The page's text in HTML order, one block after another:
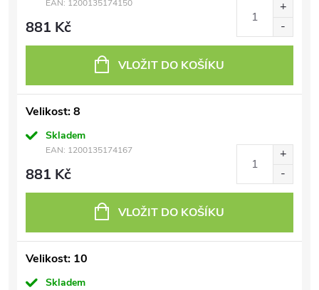
EAN: 1200135174150
881 Kč
VLOŽIT DO KOŠÍKU
Velikost: 8
Skladem
EAN: 1200135174167
881 Kč
VLOŽIT DO KOŠÍKU
Velikost: 10
Skladem